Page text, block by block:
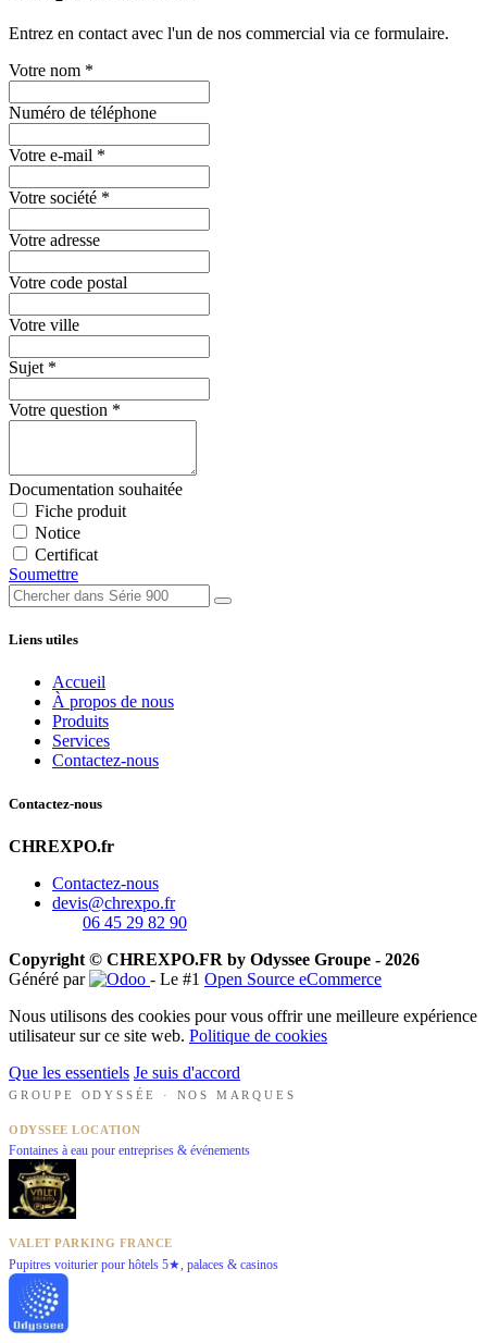
Entrez en contact avec l'un de nos commercial via ce formulaire.
Votre nom *
Numéro de téléphone
Votre e-mail *
Votre société *
Votre adresse
Votre code postal
Votre ville
Sujet *
Votre question *
Documentation souhaitée
Fiche produit
Notice
Certificat
Soumettre
Liens utiles
Accueil
À propos de nous
Produits
Services
Contactez-nous
Contactez-nous
CHREXPO.fr
Contactez-nous
devis@chrexpo.fr
06 45 29 82 90
Copyright © CHREXPO.FR by Odyssee Groupe - 2026
Généré par
- Le #1 Open Source eCommerce
Nous utilisons des cookies pour vous offrir une meilleure expérience
utilisateur sur ce site web. Politique de cookies
Que les essentiels Je suis d'accord
GROUPE ODYSSÉE · NOS MARQUES
ODYSSEE LOCATION
Fontaines à eau pour entreprises & événements
VALET PARKING FRANCE
Pupitres voiturier pour hôtels 5★, palaces & casinos